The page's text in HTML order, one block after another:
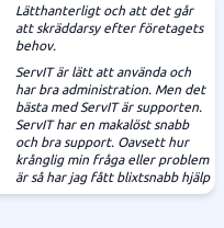
Lätthanterligt och att det går
att skräddarsy efter företagets
behov.
ServIT är lätt att använda och
har bra administration. Men det
bästa med ServIT är supporten.
ServIT har en makalöst snabb
och bra support. Oavsett hur
krånglig min fråga eller problem
är så har jag fått blixtsnabb hjälp